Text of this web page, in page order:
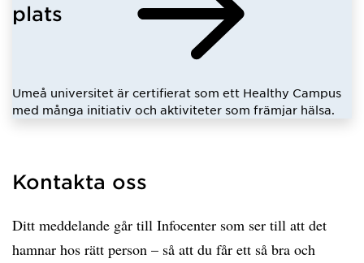
plats
Umeå universitet är certifierat som ett Healthy Campus
med många initiativ och aktiviteter som främjar hälsa.
Kontakta oss
Ditt meddelande går till Infocenter som ser till att det
hamnar hos rätt person – så att du får ett så bra och